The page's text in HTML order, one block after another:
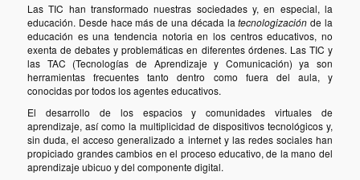
Las TIC han transformado nuestras sociedades y, en especial, la
educación. Desde hace más de una década latecnologización de la
educación es una tendencia notoria en los centros educativos, no
exenta de debates y problemáticas en diferentes órdenes. Las TIC y
las TAC (Tecnologías de Aprendizaje y Comunicación) ya son
herramientas frecuentes tanto dentro como fuera del aula, y
conocidas por todos los agentes educativos.
El desarrollo de los espacios y comunidades virtuales de
aprendizaje, así como la multiplicidad de dispositivos tecnológicos y,
sin duda, el acceso generalizado a internet y las redes sociales han
propiciado grandes cambios en el proceso educativo, de la mano del
aprendizaje ubicuo y del componente digital.